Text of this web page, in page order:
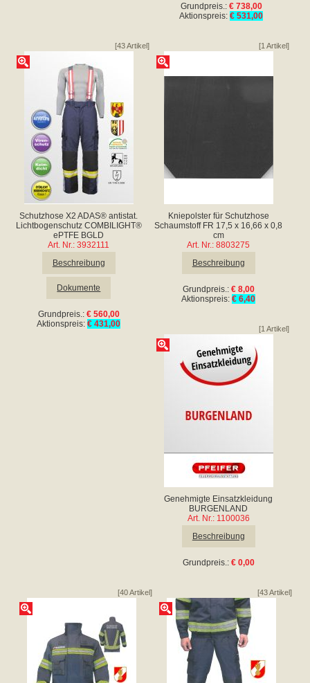
Grundpreis.: € 738,00
Aktionspreis:€ 531,00
[43 Artikel]
Schutzhose X2 ADAS® antistat.
Lichtbogenschutz COMBILIGHT®
ePTFE BGLD
Art. Nr.: 3932111
Beschreibung
Dokumente
Grundpreis.: € 560,00
Aktionspreis:€ 431,00
[1 Artikel]
Kniepolster für Schutzhose
Schaumstoff FR 17,5 x 16,66 x 0,8
cm
Art. Nr.: 8803275
Beschreibung
Grundpreis.: € 8,00
Aktionspreis:€ 6,40
[1 Artikel]
Genehmigte Einsatzkleidung
BURGENLAND
Art. Nr.: 1100036
Beschreibung
Grundpreis.: € 0,00
[40 Artikel] [43 Artikel]